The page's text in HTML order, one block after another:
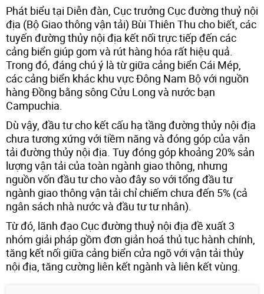
Phát biểu tại Diễn đàn, Cục trưởng Cục đường thuỷ nội
địa (Bộ Giao thông vận tải) Bùi Thiên Thu cho biết, các
tuyến đường thủy nội địa kết nối trực tiếp đến các
cảng biển giúp gom và rút hàng hóa rất hiệu quả.
Trong đó, đáng chú ý là từ giữa cảng biển Cái Mép,
các cảng biển khác khu vực Đông Nam Bộ với nguồn
hàng Đồng bằng sông Cửu Long và nước bạn
Campuchia.
Dù vậy, đầu tư cho kết cấu hạ tầng đường thủy nội địa
chưa tương xứng với tiềm năng và đóng góp của vận
tải đường thủy nội địa. Tuy đóng góp khoảng 20% sản
lượng vận tải của toàn ngành giao thông, nhưng
nguồn vốn đầu tư cho vào đây so với tổng đầu tư
ngành giao thông vận tải chỉ chiếm chưa đến 5% (cả
ngân sách nhà nước và đầu tư tư nhân).
Từ đó, lãnh đạo Cục đường thuỷ nội địa đề xuất 3
nhóm giải pháp gồm đơn giản hoá thủ tục hành chính,
tăng kết nối giữa cảng biển cửa ngõ với vận tải thủy
nội địa, tăng cường liên kết ngành và liên kết vùng.